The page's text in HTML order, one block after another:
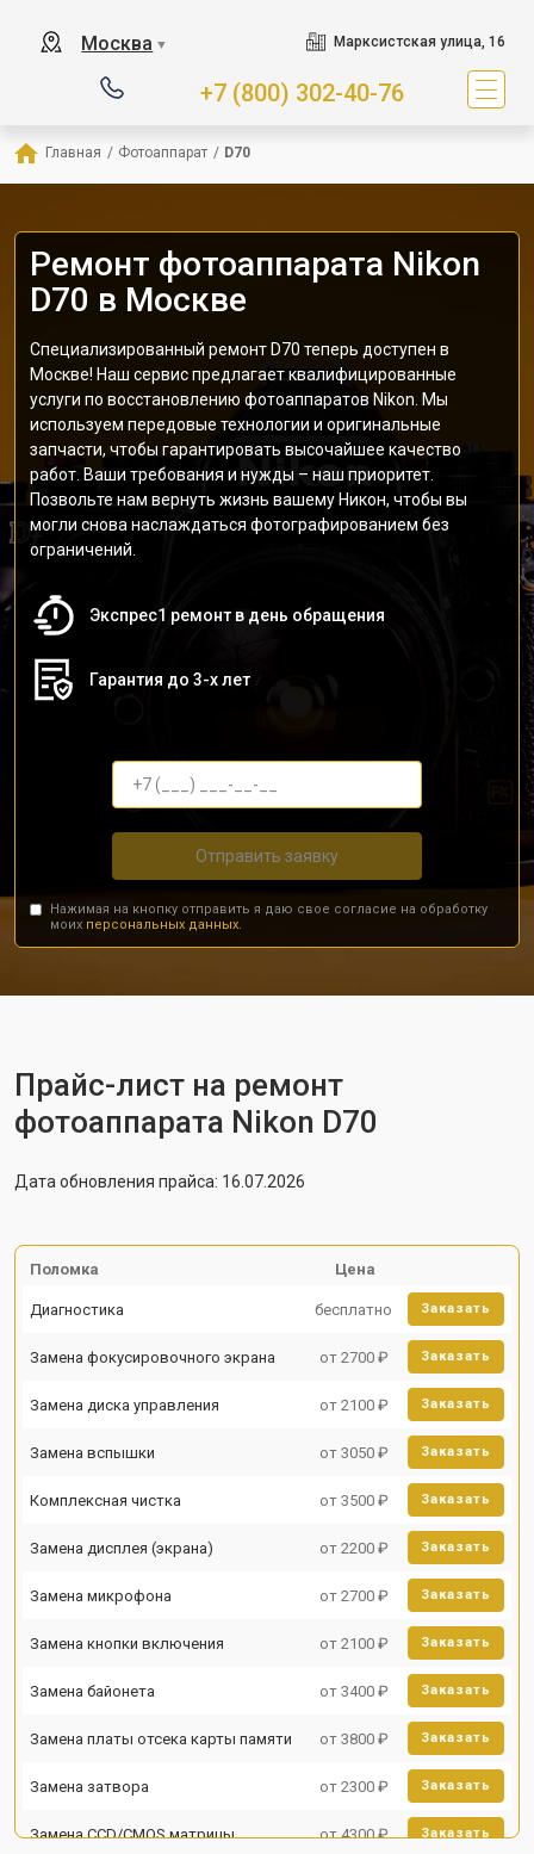
Москва ▼ Марксистская улица, 16
+7 (800) 302-40-76
Главная / Фотоаппарат / D70
Ремонт фотоаппарата Nikon
D70 в Москве
Специализированный ремонт D70 теперь доступен в
Москве! Наш сервис предлагает квалифицированные
услуги по восстановлению фотоаппаратов Nikon. Мы
используем передовые технологии и оригинальные
запчасти, чтобы гарантировать высочайшее качество
работ. Ваши требования и нужды – наш приоритет.
Позвольте нам вернуть жизнь вашему Никон, чтобы вы
могли снова наслаждаться фотографированием без
ограничений.
Экспрес1 ремонт в день обращения
Гарантия до 3-х лет
Отправить заявку
Нажимая на кнопку отправить я даю свое согласие на обработку
моих персональных данных.
Прайс-лист на ремонт
фотоаппарата Nikon D70
Дата обновления прайса: 16.07.2026
Поломка Цена
Диагностика бесплатно Заказать
Замена фокусировочного экрана от 2700 ₽ Заказать
Замена диска управления от 2100 ₽ Заказать
Замена вспышки от 3050 ₽ Заказать
Комплексная чистка от 3500 ₽ Заказать
Замена дисплея (экрана) от 2200 ₽ Заказать
Замена микрофона от 2700 ₽ Заказать
Замена кнопки включения от 2100 ₽ Заказать
Замена байонета от 3400 ₽ Заказать
Замена платы отсека карты памяти от 3800 ₽ Заказать
Замена затвора от 2300 ₽ Заказать
Замена CCD/CMOS матрицы от 4300 ₽ Заказать